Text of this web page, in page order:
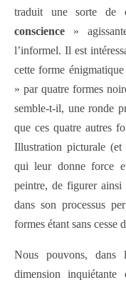
traduit une sorte de
conscience »
l’informel. Il est
cette forme
» par quatre formes
semble-t-il, une ronde
que ces quatre autres
Illustration picturale
qui leur donne force
peintre, de figurer ainsi
dans son processus
formes étant sans cesse
Nous pouvons, dans
dimension